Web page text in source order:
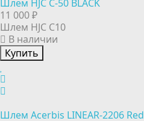
Шлем HJC C-50 BLACK
11 000 ₽
Шлем HJC C10
В наличии
Купить
Шлем Acerbis LINEAR-2206 Red